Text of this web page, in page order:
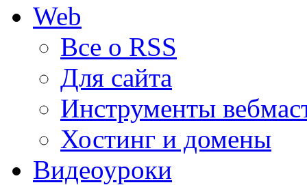
Web
Все о RSS
Для сайта
Инструменты
Хостинг и домены
Видеоуроки